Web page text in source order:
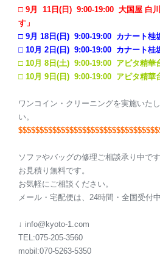
□ 9月 11日(日) 9:00-19:00 大国屋 白
す」
□ 9月 18日(日) 9:00-19:00 カナート桂
□ 10月 2日(日) 9:00-19:00 カナート桂
□ 10月 8日(土) 9:00-19:00 アピタ精華
□ 10月 9日(日) 9:00-19:00 アピタ精華
ワンコイン・クリーニングを実施いた
い。
ソファやバッグの修理ご相談承り中です
お見積り無料です。
お気軽にご相談ください。
メール・宅配便は、24時間・全国受付中
↓ info@kyoto-1.com
TEL:075-205-3560
mobil:070-5263-5350